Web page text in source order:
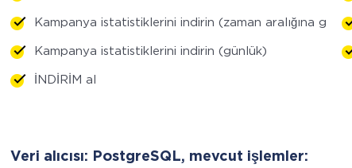
Kampanya istatistiklerini indirin (zaman aralığına göre)
Kampanya istatistiklerini indirin (günlük)
İNDİRİM al
Veri alıcısı: PostgreSQL, mevcut işlemler: